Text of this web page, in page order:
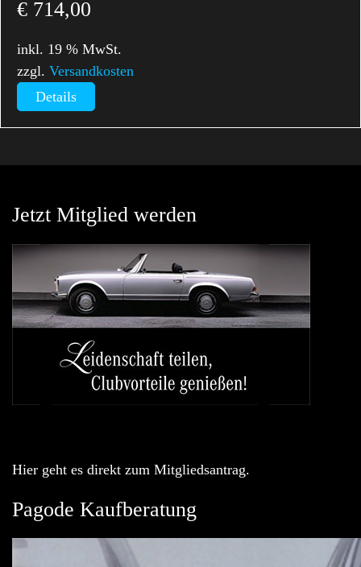
€ 714,00
inkl. 19 % MwSt.
zzgl.Versandkosten
Details
Jetzt Mitglied werden
Hier geht es direkt zum Mitgliedsantrag.
Pagode Kaufberatung